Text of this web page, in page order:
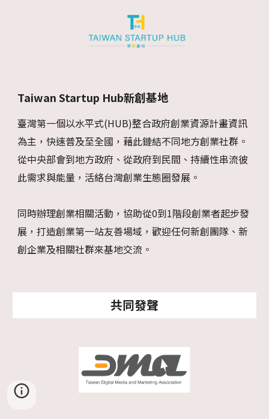
Taiwan Startup Hub新創基地
臺灣第一個以水平式(HUB)整合政府創業資源計畫資訊
為主，快速普及至全國，藉此鏈結不同地方創業社群。
從中央部會到地方政府、從政府到民間、持續性串流彼
此需求與能量，活絡台灣創業生態圈發展。
同時辦理創業相關活動，協助從0到1階段創業者起步發
展，打造創業第一站友善場域，歡迎任何新創團隊、新
創企業及相關社群來基地交流。
共同發聲